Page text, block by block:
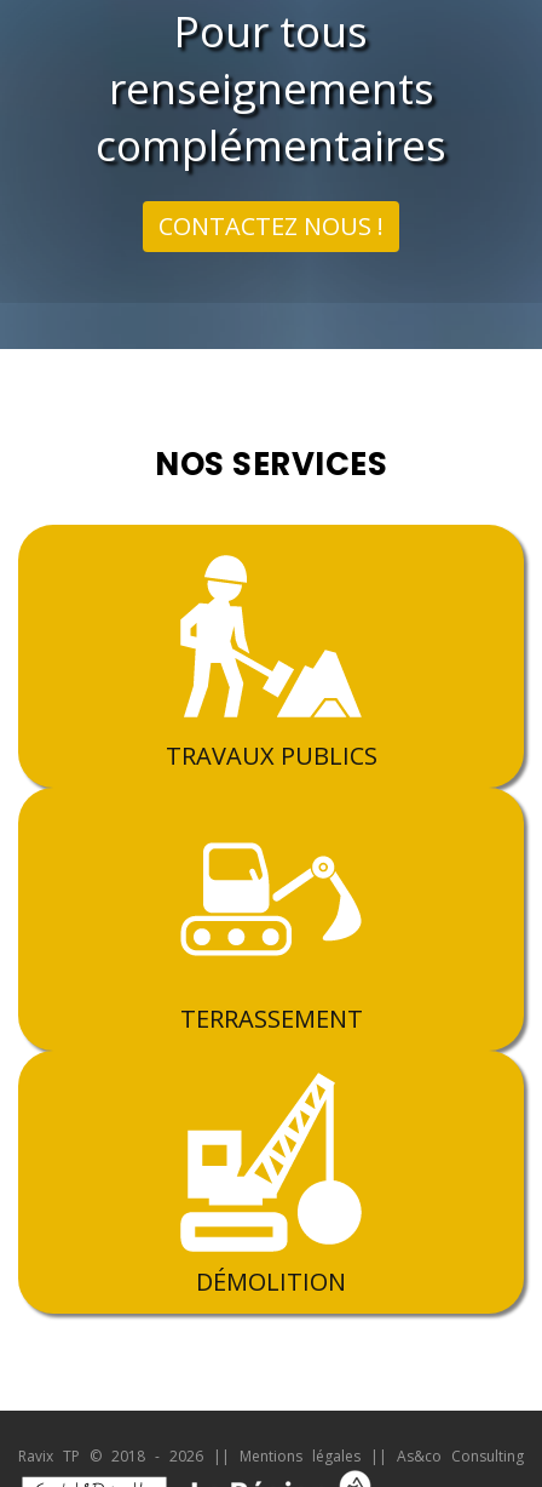
Pour tous
renseignements
complémentaires
CONTACTEZ NOUS !
NOS SERVICES
TRAVAUX PUBLICS
TERRASSEMENT
DÉMOLITION
Ravix TP © 2018 - 2026 || Mentions légales || As&co Consulting